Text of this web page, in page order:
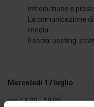
Introduzione e
La comunicazione
media
Il social posting:
Mercoledì 17 luglio
ore 14.30 - 18.00